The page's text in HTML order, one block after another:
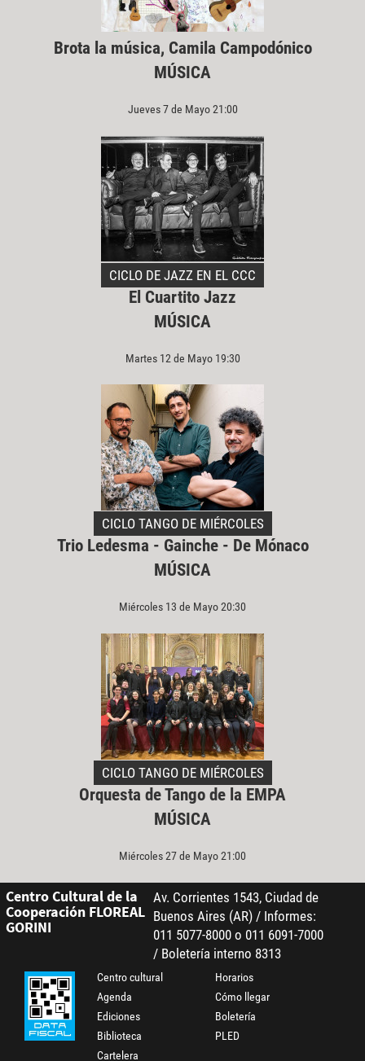
Brota la música, Camila Campodónico
MÚSICA
Jueves 7 de Mayo 21:00
CICLO DE JAZZ EN EL CCC
El Cuartito Jazz
MÚSICA
Martes 12 de Mayo 19:30
CICLO TANGO DE MIÉRCOLES
Trio Ledesma - Gainche - De Mónaco
MÚSICA
Miércoles 13 de Mayo 20:30
CICLO TANGO DE MIÉRCOLES
Orquesta de Tango de la EMPA
MÚSICA
Miércoles 27 de Mayo 21:00
Centro Cultural de la
Cooperación FLOREAL
GORINI
Av. Corrientes 1543, Ciudad de
Buenos Aires (AR) / Informes:
011 5077-8000 o 011 6091-7000
/ Boletería interno 8313
Centro cultural
Agenda
Ediciones
Biblioteca
Cartelera
Horarios
Cómo llegar
Boletería
PLED